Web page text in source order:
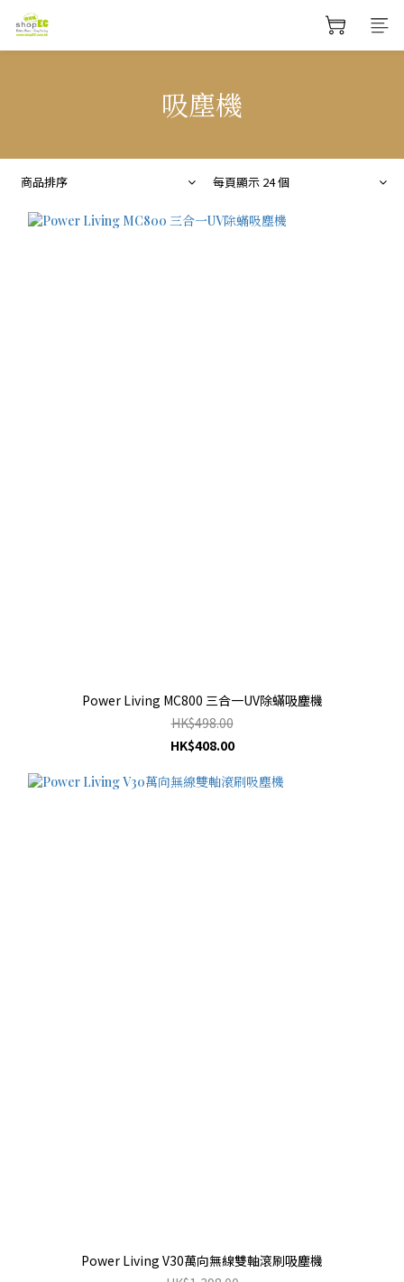
吸塵機
商品排序 每頁顯示 24 個
Power Living MC800 三合一UV除蟎吸塵機
HK$498.00
HK$408.00
Power Living V30萬向無線雙軸滾刷吸塵機